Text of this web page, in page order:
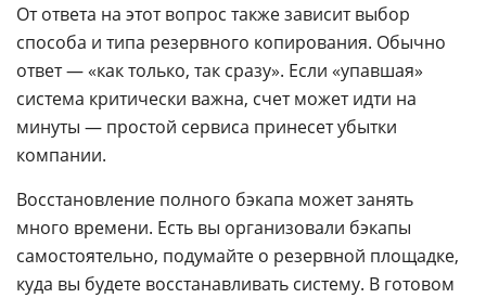
От ответа на этот вопрос также зависит выбор
способа и типа резервного копирования. Обычно
ответ — «как только, так сразу». Если «упавшая»
система критически важна, счет может идти на
минуты — простой сервиса принесет убытки
компании.
Восстановление полного бэкапа может занять
много времени. Есть вы организовали бэкапы
самостоятельно, подумайте о резервной площадке,
куда вы будете восстанавливать систему. В готовом